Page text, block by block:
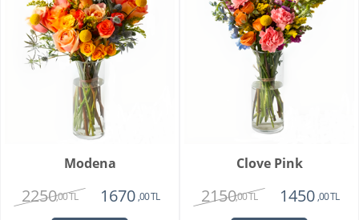
Modena
2250,00 TL 1670,00 TL
Clove Pink
2150,00 TL 1450,00 TL